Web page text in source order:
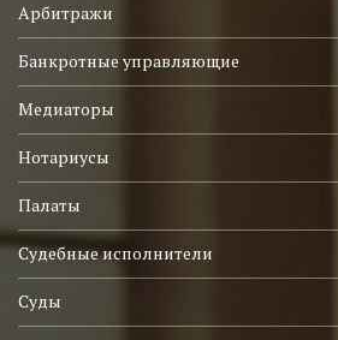
Арбитражи
Банкротные управляющие
Медиаторы
Нотариусы
Палаты
Судебные исполнители
Суды